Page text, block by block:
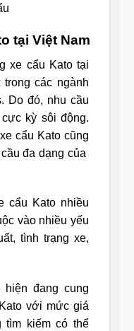
tại Việt Nam
xe cẩu Kato tại
các ngành
Do đó, nhu cầu
kỳ sôi động.
cẩu Kato cũng
đa dạng của
cẩu Kato nhiều
vào nhiều yếu
tình trạng xe,
hiện đang cung
với mức giá
tìm kiếm có thể